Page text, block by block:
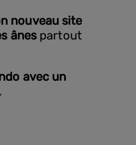
nouveau site
ânespartout
avec un